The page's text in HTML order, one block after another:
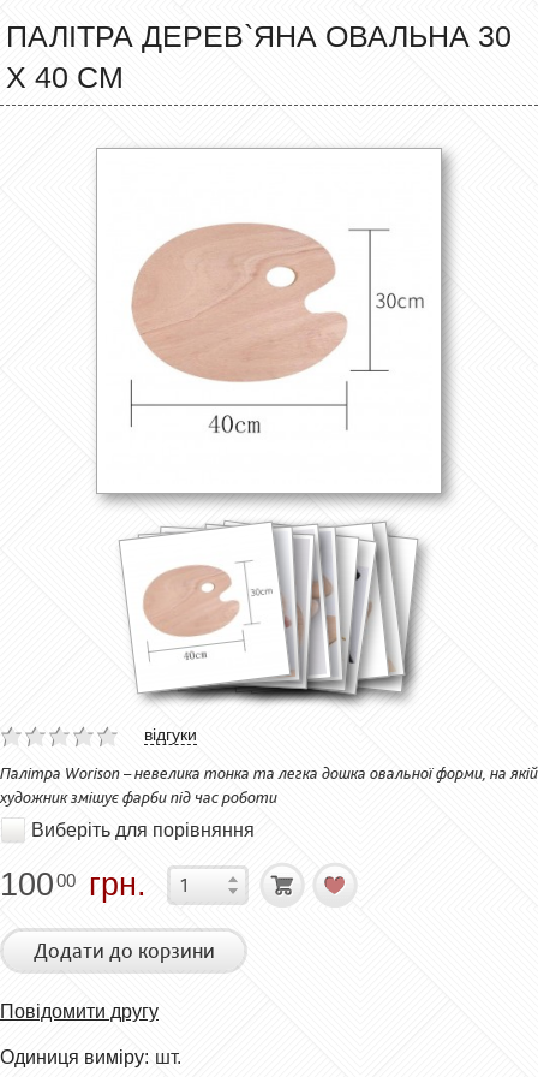
ПАЛІТРА ДЕРЕВ`ЯНА ОВАЛЬНА 30
Х 40 СМ
відгуки
Палітра Worison – невелика тонка та легка дошка овальної форми, на якій
художник змішує фарби під час роботи
Виберіть для порівняння
10000 грн.
Додати до корзини
Повідомити другу
Одиниця виміру: шт.